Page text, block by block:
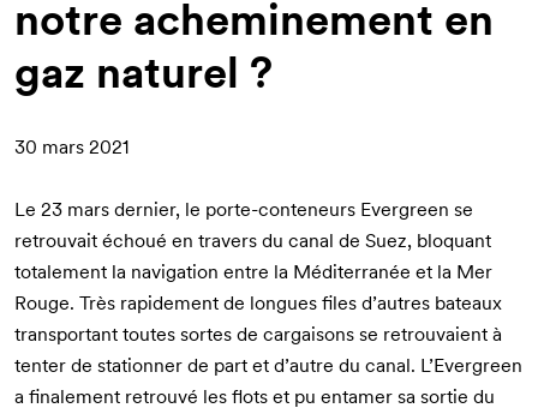
notre acheminement en
gaz naturel ?
30 mars 2021
Le 23 mars dernier, le porte-conteneurs Evergreen se
retrouvait échoué en travers du canal de Suez, bloquant
totalement la navigation entre la Méditerranée et la Mer
Rouge. Très rapidement de longues files d’autres bateaux
transportant toutes sortes de cargaisons se retrouvaient à
tenter de stationner de part et d’autre du canal. L’Evergreen
a finalement retrouvé les flots et pu entamer sa sortie du